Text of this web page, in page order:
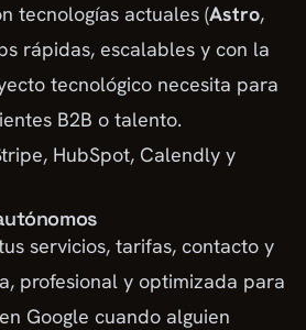
tecnologías actuales (Astro,
rápidas, escalables y con la
tecnológico necesita para
B2B o talento.
HubSpot, Calendly y
servicios, tarifas, contacto y
profesional y optimizada para
Google cuando alguien